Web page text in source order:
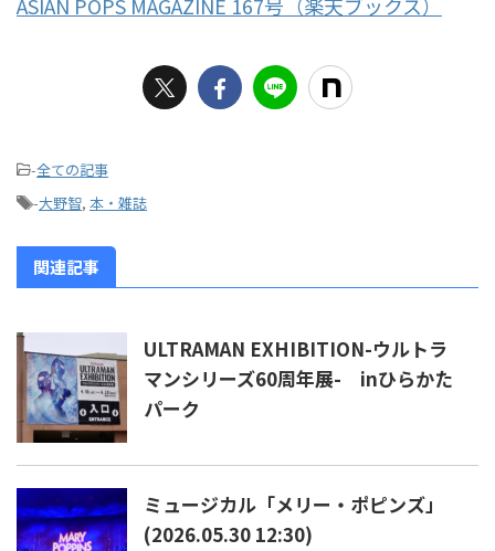
-全ての記事
-大野智, 本・雑誌
関連記事
ULTRAMAN EXHIBITION-ウルトラ
マンシリーズ60周年展- inひらかた
パーク
ミュージカル「メリー・ポピンズ」
(2026.05.30 12:30)